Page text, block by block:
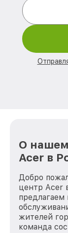
О
Acer в
Добро
центр Acer
жителей
команда